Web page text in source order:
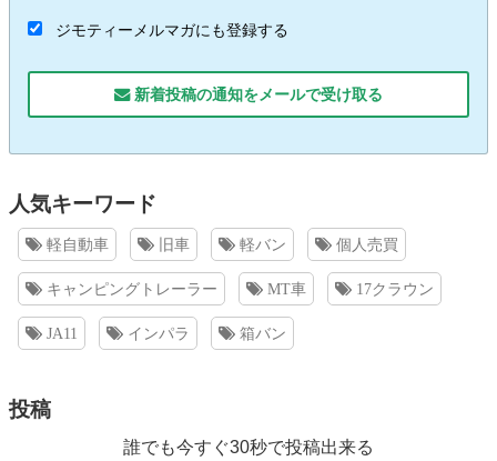
ジモティーメルマガにも登録する
新着投稿の通知をメールで受け取る
人気キーワード
軽自動車 旧車 軽バン 個人売買
キャンピングトレーラー MT車 17クラウン
JA11 インパラ 箱バン
投稿
誰でも今すぐ30秒で投稿出来る